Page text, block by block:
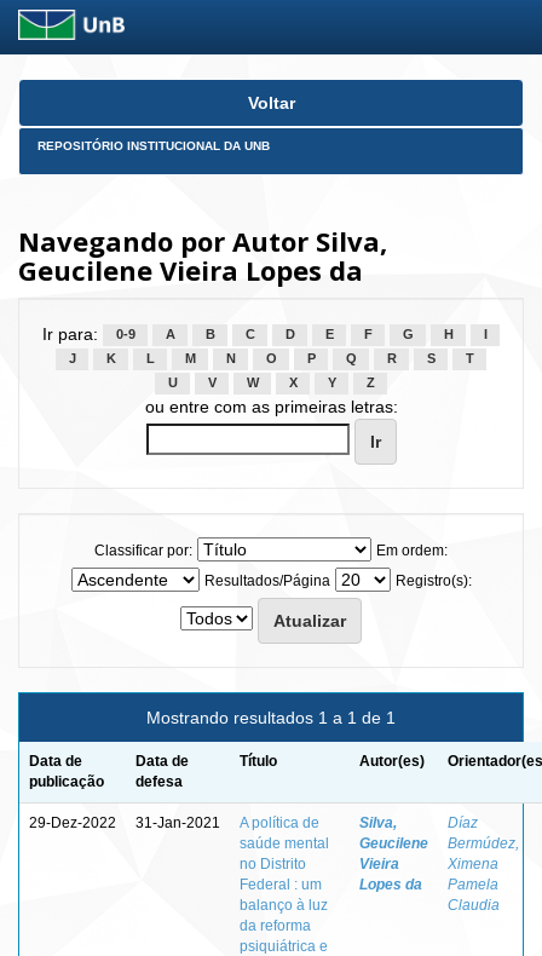
Skip
Voltar
REPOSITÓRIO INSTITUCIONAL DA UNB
Navegando por Autor Silva,
Geucilene Vieira Lopes da
Ir para: 0-9 A B C D E F G H
J
K L M N O P Q R S
T
U
V W X Y Z
ou entre com as primeiras letras:
Classificar por:
Em ordem:
Resultados/Página
Registro(s):
Mostrando resultados 1 a 1 de 1
Data de
publicação
Data de
defesa
Título Autor(es)
29-Dez-2022 31-Jan-2021
A política de
saúde mental
no Distrito
Federal : um
balanço à luz
da reforma
psiquiátrica e
Silva,
Geucilene
Vieira
Lopes da
Díaz
Bermúdez,
Ximena
Pamela
Claudia